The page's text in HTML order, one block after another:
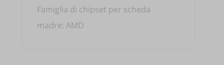
Famiglia di chipset per scheda
madre: AMD